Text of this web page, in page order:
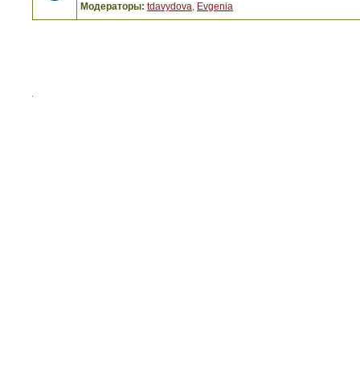
Модераторы: tdavydova, Evgenia